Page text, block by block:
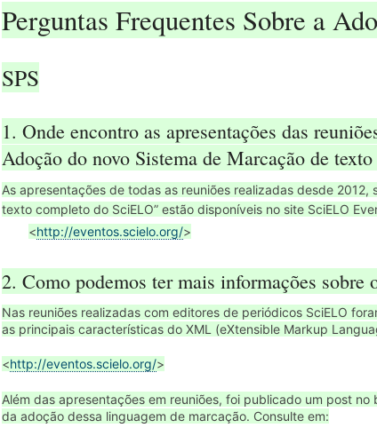
Perguntas Frequentes Sobre a
SPS
1. Onde encontro as apresentações das
Adoção do novo Sistema de Marcação de
As apresentações de todas as reuniões realizadas desde
texto completo do SciELO” estão disponíveis no site SciELO
<http://eventos.scielo.org/>
2. Como podemos ter mais informações sobre
Nas reuniões realizadas com editores de periódicos SciELO
as principais características do XML (eXtensible Markup
<http://eventos.scielo.org/>
Além das apresentações em reuniões, foi publicado um post
da adoção dessa linguagem de marcação. Consulte em: